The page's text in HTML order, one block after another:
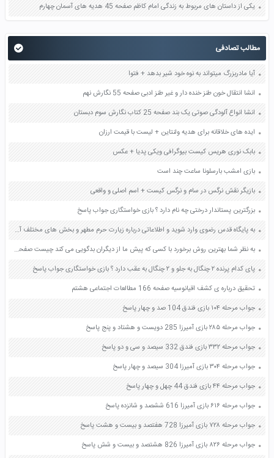
یکی از داستان های مربوط به زندگی امام کاظم صفحه 45 هدیه های آسمان چهارم
مطالب تصادفی
آیا مادربزرگ میتواند به نوه خود شیر بدهد + فتوا
انشا انتقال خون طنز خنده دار و غیر طنز ادبی صفحه 55 نگارش نهم
انشا انواع آلودگی صوتی یک بند صفحه 25 کتاب نگارش سوم دبستان
ایده های خلاقانه برای هدیه ولنتاین + لیست با قیمت ارزان
بابک نوری هریس کیست بیوگرافی ویکی پدیا + عکس
بازی امشب بارسلونا ساعت چند است
بازیگر نقش نرگس در سام و نرگس کیست + اسم اصلی و واقعی
بزرگترین پستاندار درختی چه نام دارد ؟ بازی خواستگاری جواب پاسخ
به پایگاه قدس رضوی وارد شوید و اطلاعاتی درباره زیارت حرم مطهر و بخش های مختلف آن بدست آورید صفحه 96 مطالعات اجتماعی هفتم
به نظر شما بهترین روش برخورد با کسی که پیش ما از دیگران بدگویی می کند چیست صفحه 55 هدیه های آسمان پنجم
پای کدام پرنده ۲ چنگال به جلو و ۲ چنگال به عقب دارد ؟ بازی خواستگاری جواب پاسخ
تحقیق درباره ی کشف اقیانوسیه صفحه 166 مطالعات اجتماعی هشتم
جواب مرحله ۱۰۴ بازی فندق 104 صد و چهار پاسخ
جواب مرحله ۲۸۵ بازی آمیرزا 285 دویست و هشتاد و پنج پاسخ
جواب مرحله ۳۳۲ بازی فندق 332 سیصد و سی و دو پاسخ
جواب مرحله ۳۰۴ بازی آمیرزا 304 سیصد و چهار پاسخ
جواب مرحله ۴۴ بازی فندق 44 چهل و چهار پاسخ
جواب مرحله ۶۱۶ بازی آمیرزا 616 ششصد و شانزده پاسخ
جواب مرحله ۷۲۸ بازی آمیرزا 728 هفتصد و بیست و هشت پاسخ
جواب مرحله ۸۲۶ بازی آمیرزا 826 هشتصد و بیست و شش پاسخ